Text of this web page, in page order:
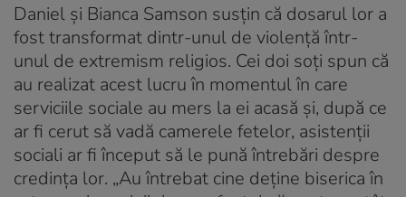
Daniel și Bianca Samson susțin că dosarul lor a
fost transformat dintr-unul de violență într-
unul de extremism religios. Cei doi soți spun că
au realizat acest lucru în momentul în care
serviciile sociale au mers la ei acasă și, după ce
ar fi cerut să vadă camerele fetelor, asistenții
sociali ar fi început să le pună întrebări despre
credința lor. „Au întrebat cine deține biserica în